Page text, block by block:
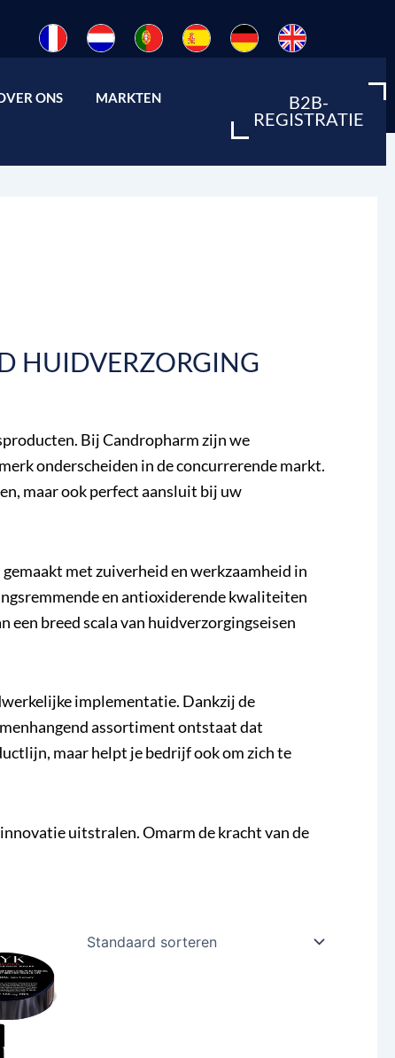
ONS Over ons openen
MARKTEN B2B-
REGISTRATIE
HUIDVERZORGING
Bij Candropharm zijn we
onderscheiden in de concurrerende markt.
maar ook perfect aansluit bij uw
met zuiverheid en werkzaamheid in
en antioxiderende kwaliteiten
een breed scala van huidverzorgingseisen
implementatie. Dankzij de
assortiment ontstaat dat
maar helpt je bedrijf ook om zich te
uitstralen. Omarm de kracht van de